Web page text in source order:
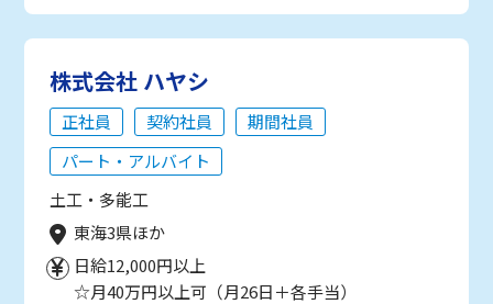
株式会社 ハヤシ
正社員 契約社員
期間社員
パート・アルバイト
土工・多能工
東海3県ほか
日給12,000円以上
☆月40万円以上可（月26日＋各手当）